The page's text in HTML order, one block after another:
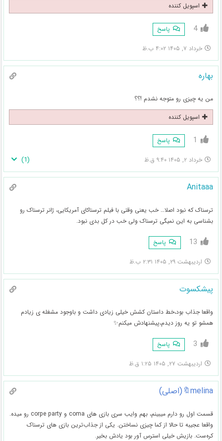
اسپویل کننده
4 پاسخ
خرداد ۷, ۱۴۰۵ ۴:۰۲ ب.ظ
بهاره
من یه چیزی رو متوجه نشدم !؟؟
اسپویل کننده
1 پاسخ
خرداد ۲, ۱۴۰۵ ۹:۴۰ ق.ظ (
1
)
Anitaaa
ترسناک که نبود اصلا… خب یعنی وقتی با فیلم ترسناکای آمریکایی، ژانر ترسناک رو
بشناسی به این نمیگی ترسناک ولی خب در کل بدی نبود.
13 پاسخ
اردیبهشت ۲۹, ۱۴۰۵ ۲:۳۱ ب.ظ
پیشکسوت
واقعا جذاب بود،خط داستان کشش خیلی زیادی داشت و باوجود مشغله ی زیادم
همشو تو یه روز‌ دیدم،پیشنهادش میکنم✨
3 پاسخ
اردیبهشت ۲۷, ۱۴۰۵ ۱:۲۵ ق.ظ
melina🔖(اصلی)
قسمت اول رو دارم میبینم، بهم وایب سری بازی های coma و corpe party رو میده.
واقعا عجیبه تا حالا از کما چیزی نساختن. یکی از جذاب‌ترین بازی های ترسناک
کره‌ست. بازیش خیلی استرس آور بود یادش بخیر.